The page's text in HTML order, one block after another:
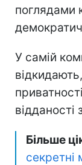
поглядами
У самій
відданості
Більше